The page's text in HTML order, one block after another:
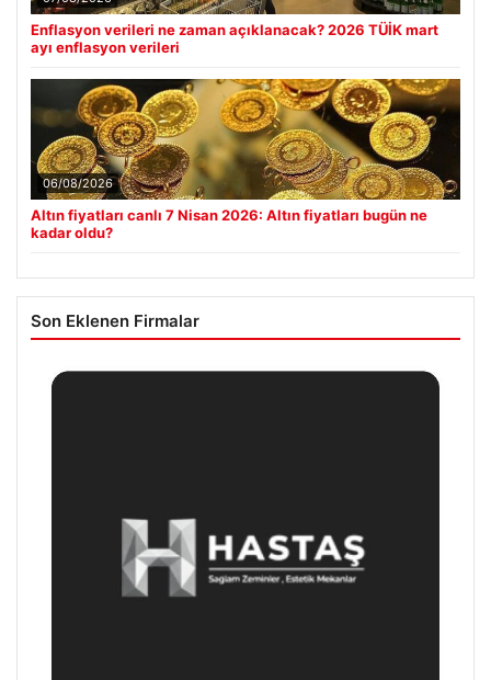
Enflasyon verileri ne zaman açıklanacak? 2026 TÜİK mart
ayı enflasyon verileri
06/08/2026
Altın fiyatları canlı 7 Nisan 2026: Altın fiyatları bugün ne
kadar oldu?
Son Eklenen Firmalar